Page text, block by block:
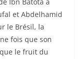
Ibn Batota à
et Abdelhamid
le Brésil, la
fois que son
le fruit du